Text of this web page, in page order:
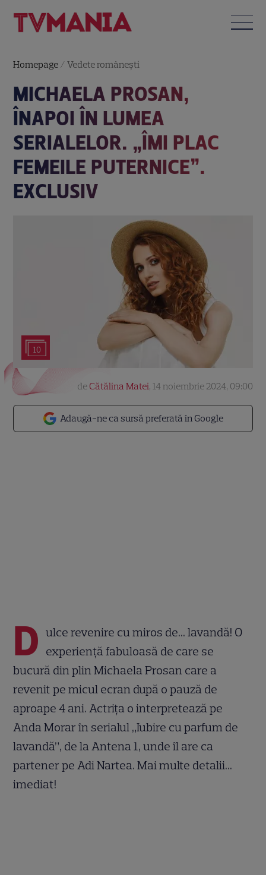
Homepage /Vedete româneşti
MICHAELA PROSAN,
ÎNAPOI ÎN LUMEA
SERIALELOR. „ÎMI PLAC
FEMEILE PUTERNICE”.
EXCLUSIV
10
Adaugă-ne ca sursă preferată în Google
de Cătălina Matei, 14 noiembrie 2024, 09:00
D ulce revenire cu miros de... lavandă! O
experiență fabuloasă de care se
bucură din plin Michaela Prosan care a
revenit pe micul ecran după o pauză de
aproape 4 ani. Actrița o interpretează pe
Anda Morar în serialul „Iubire cu parfum de
lavandă”, de la Antena 1, unde îl are ca
partener pe Adi Nartea. Mai multe detalii...
imediat!